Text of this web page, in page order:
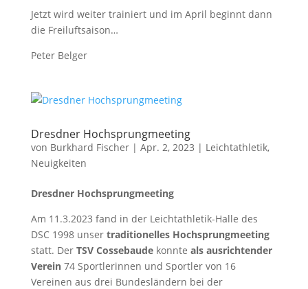
Jetzt wird weiter trainiert und im April beginnt dann
die Freiluftsaison…
Peter Belger
Dresdner Hochsprungmeeting
von Burkhard Fischer| Apr. 2, 2023 | Leichtathletik,
Neuigkeiten
Dresdner Hochsprungmeeting
Am 11.3.2023 fand in der Leichtathletik-Halle des
DSC 1998 unser traditionelles Hochsprungmeeting
statt. Der TSV Cossebaudekonnte als ausrichtender
Verein74 Sportlerinnen und Sportler von 16
Vereinen aus drei Bundesländern bei der